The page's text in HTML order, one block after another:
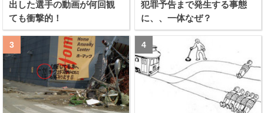
出した選手の動画が何回観
ても衝撃的！
犯罪予告まで発生する事態
に、、一体なぜ？